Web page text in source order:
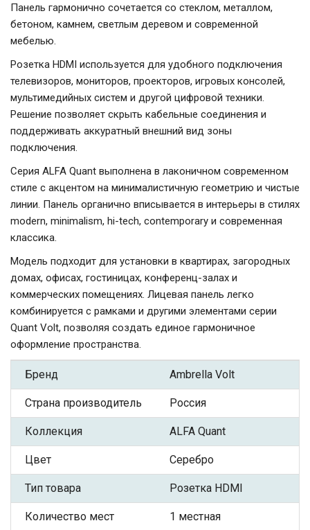
Панель гармонично сочетается со стеклом, металлом,
бетоном, камнем, светлым деревом и современной
мебелью.
Розетка HDMI используется для удобного подключения
телевизоров, мониторов, проекторов, игровых консолей,
мультимедийных систем и другой цифровой техники.
Решение позволяет скрыть кабельные соединения и
поддерживать аккуратный внешний вид зоны
подключения.
Серия ALFA Quant выполнена в лаконичном современном
стиле с акцентом на минималистичную геометрию и чистые
линии. Панель органично вписывается в интерьеры в стилях
modern, minimalism, hi-tech, contemporary и современная
классика.
Модель подходит для установки в квартирах, загородных
домах, офисах, гостиницах, конференц-залах и
коммерческих помещениях. Лицевая панель легко
комбинируется с рамками и другими элементами серии
Quant Volt, позволяя создать единое гармоничное
оформление пространства.
Бренд Ambrella Volt
Страна производитель Россия
Коллекция ALFA Quant
Цвет Серебро
Тип товара Розетка HDMI
Количество мест 1 местная